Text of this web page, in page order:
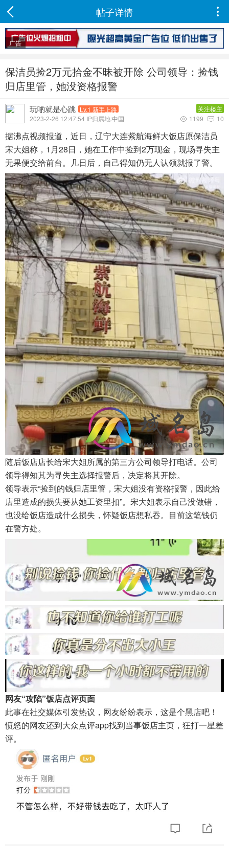
帖子详情 
广告
保洁员捡2万元拾金不昧被开除 公司领导：捡钱
归店里管，她没资格报警
玩啲就是心跳 Lv.1 新手上路
关注楼主
2023-2-26 12:47:54 IP归属地:中国  10
 1199
据沸点视频报道，近日，辽宁大连紫航海鲜大饭店原保洁员
宋大姐称，1月28日，她在工作中捡到2万现金，现场寻失主
无果便交给前台。几日后，自己得知仍无人认领就报了警。
随后饭店店长给宋大姐所属的第三方公司领导打电话。公司
领导得知其为寻失主选择报警后，决定将其开除。
领导表示“捡到的钱归店里管，宋大姐没有资格报警，因此给
店里造成的损失要从她工资里扣”。宋大姐表示自己没做错，
也没给饭店造成什么损失，怀疑饭店想私吞。目前这笔钱仍
在警方处。
网友“攻陷”饭店点评页面
此事在社交媒体引发热议，网友纷纷表示，这是个黑店吧！
愤怒的网友还到大众点评app找到当事饭店主页，狂打一星差
评。